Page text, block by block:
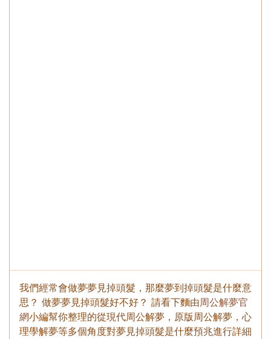
我們經常會做夢夢見掉頭髮，那麼夢到掉頭髮是什麼意
思？ 做夢夢見掉頭髮好不好？ 請看下麵由周公解夢官
網小編幫你整理的從現代周公解夢，原版周公解夢，心
理學解夢等多個角度對夢見掉頭髮是什麼預兆進行詳細